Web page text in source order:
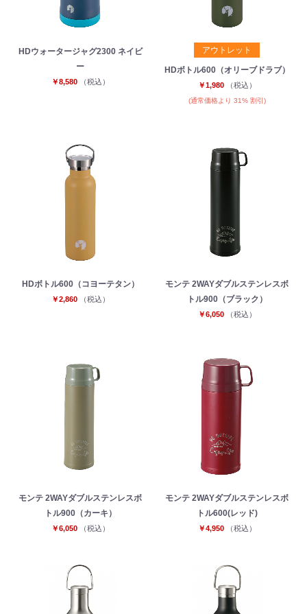
HDウォータージャグ2300 ネイビ
ー
￥8,580 （税込）
アウトレット
HDボトル600（オリーブドラブ）
￥1,980 （税込）
(通常価格より 31% 割引)
HDボトル600（コヨーテタン）
￥2,860 （税込）
モンテ 2WAYダブルステンレスボ
トル900（ブラック）
￥6,050 （税込）
モンテ 2WAYダブルステンレスボ
トル900（カーキ）
￥6,050 （税込）
モンテ 2WAYダブルステンレスボ
トル600(レッド)
￥4,950 （税込）